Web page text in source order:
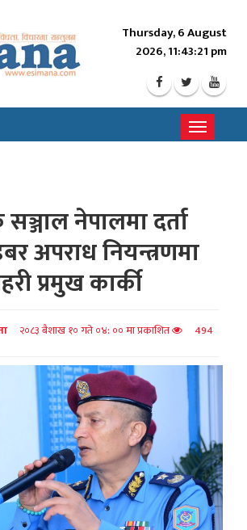
Thursday, 6 August
2026, 11:43:23 pm
Toggle
नेपालमा दर्ता
अपराध नियन्त्रणमा
प्रमुख कार्की
२०८३ बैशाख १० गते ०४: ०० मा प्रकाशित
494